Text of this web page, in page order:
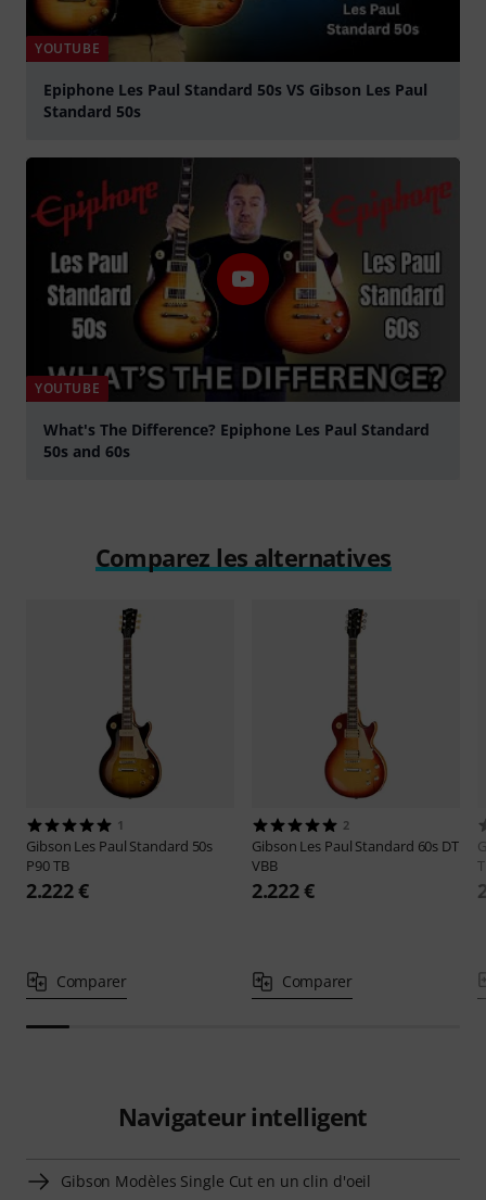
YOUTUBE
Epiphone Les Paul Standard 50s VS Gibson Les Paul
Standard 50s
YOUTUBE
What's The Difference? Epiphone Les Paul Standard
50s and 60s
Comparez les alternatives
1
Gibson Les Paul Standard 50s
P90 TB
2.222 €
Comparer
2
Gibson Les Paul Standard 60s DT
VBB
2.222 €
Comparer
Navigateur intelligent
Gibson Modèles Single Cut en un clin d'oeil